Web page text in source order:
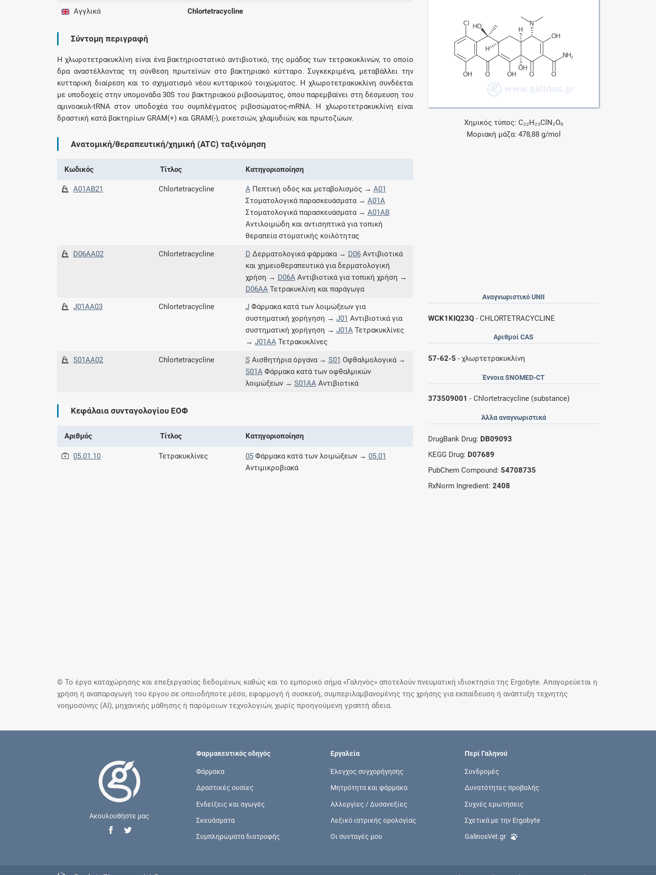
επιπλέον παροχές των συνδρομητικών
προγραμμάτων
Ενδείξεις και αγωγές
Βρείτε θεραπευτικές ενδείξεις και αγωγές για
Γνωρίζατε ότι...
Μοιραζόμαστε μαζί σας γεγονότα της
πορείας του Galinos.gr από το 2011 μέχρι
Αγγλικά Chlortetracycline
Σύντομη περιγραφή
Η χλωροτετρακυκλίνη είναι ένα βακτηριοστατικό αντιβιοτικό, της ομάδας των τετρακυκλινών, το οποίο
δρα αναστέλλοντας τη σύνθεση πρωτεϊνών στο βακτηριακό κύτταρο. Συγκεκριμένα, μεταβάλλει την
κυτταρική διαίρεση και το σχηματισμό νέου κυτταρικού τοιχώματος. Η χλωροτετρακυκλίνη συνδέεται
με υποδοχείς στην υπομονάδα 30S του βακτηριακού ριβοσώματος, όπου παρεμβαίνει στη δέσμευση του
αμινοακυλ-tRNA στον υποδοχέα του συμπλέγματος ριβοσώματος-mRNA. Η χλωροτετρακυκλίνη είναι
δραστική κατά βακτηρίων GRAM(+) και GRAM(-), ρικετσιών, χλαμυδιών, και πρωτοζώων.
Ανατομική/θεραπευτική/χημική (ATC) ταξινόμηση
Κωδικός Τίτλος Κατηγοριοποίηση
A01AB21 Chlortetracycline AΠεπτική οδός και μεταβολισμός → A01
Στοματολογικά παρασκευάσματα → A01A
Στοματολογικά παρασκευάσματα → A01AB
Αντιλοιμώδη και αντισηπτικά για τοπική
θεραπεία στοματικής κοιλότητας
D06AA02 Chlortetracycline D Δερματολογικά φάρμακα → D06Αντιβιοτικά
και χημειοθεραπευτικά για δερματολογική
χρήση → D06AΑντιβιοτικά για τοπική χρήση →
D06AAΤετρακυκλίνη και παράγωγα
J01AA03 Chlortetracycline J Φάρμακα κατά των λοιμώξεων για
συστηματική χορήγηση → J01 Αντιβιοτικά για
συστηματική χορήγηση → J01AΤετρακυκλίνες
→ J01AAΤετρακυκλίνες
S01AA02 Chlortetracycline SΑισθητήρια όργανα → S01 Οφθαλμολογικά →
S01AΦάρμακα κατά των οφθαλμικών
λοιμώξεων → S01AAΑντιβιοτικά
Κεφάλαια συνταγολογίου ΕΟΦ
Αριθμός Τίτλος Κατηγοριοποίηση
05.01.10 Τετρακυκλίνες 05Φάρμακα κατά των λοιμώξεων → 05.01
Αντιμικροβιακά
Χημικός τύπος: C₂₂H₂₃ClN₂O₈
Μοριακή μάζα: 478,88 g/mol
Αναγνωριστικό UNII
WCK1KIQ23Q - CHLORTETRACYCLINE
Αριθμοί CAS
57-62-5 - χλωρτετρακυκλίνη
Έννοια SNOMED-CT
373509001 - Chlortetracycline (substance)
Άλλα αναγνωριστικά
DrugBank Drug: DB09093
KEGG Drug: D07689
PubChem Compound:54708735
RxNorm Ingredient:2408
© Το έργο καταχώρησης και επεξεργασίας δεδομένων, καθώς και το εμπορικό σήμα «Γαληνός» αποτελούν πνευματική ιδιοκτησία της Ergobyte. Απαγορεύεται η
χρήση ή αναπαραγωγή του έργου σε οποιοδήποτε μέσο, εφαρμογή ή συσκευή, συμπεριλαμβανομένης της χρήσης για εκπαίδευση ή ανάπτυξη τεχνητής
νοημοσύνης (AI), μηχανικής μάθησης ή παρόμοιων τεχνολογιών, χωρίς προηγούμενη γραπτή άδεια.
Ακουλουθήστε μας
Φαρμακευτικός οδηγός
Φάρμακα
Δραστικές ουσίες
Ενδείξεις και αγωγές
Σκευάσματα
Συμπληρώματα διατροφής
Εργαλεία
Έλεγχος συγχορήγησης
Μητρότητα και φάρμακα
Αλλεργίες / Δυσανεξίες
Λεξικό ιατρικής ορολογίας
Οι συνταγές μου
Περί Γαληνού
Συνδρομές
Δυνατότητες προβολής
Συχνές ερωτήσεις
Σχετικά με την Ergobyte
GalinosVet.gr